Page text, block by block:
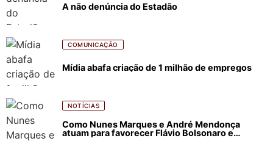
A não denúncia do Estadão
COMUNICAÇÃO
Mídia abafa criação de 1 milhão de empregos
NOTÍCIAS
Como Nunes Marques e André Mendonça
atuam para favorecer Flávio Bolsonaro e